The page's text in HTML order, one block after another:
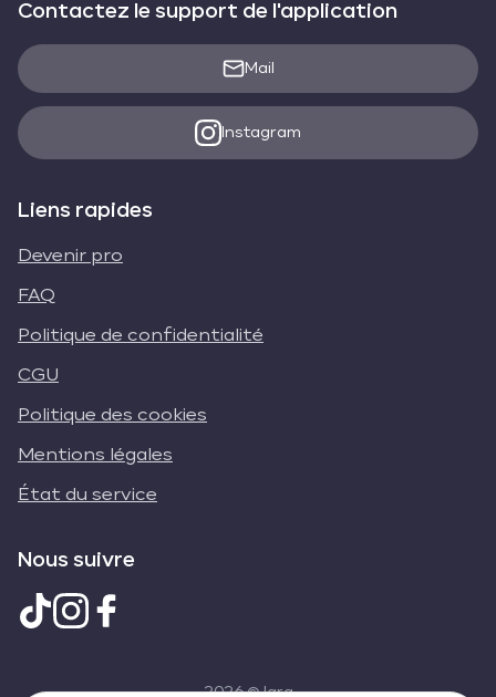
Contactez le support de l'application
Mail
Instagram
Liens rapides
Devenir pro
FAQ
Politique de confidentialité
CGU
Politique des cookies
Mentions légales
État du service
Nous suivre
2026 © Iara